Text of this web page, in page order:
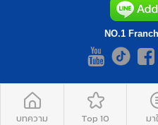
NO.1
บทความ Top 10 มา